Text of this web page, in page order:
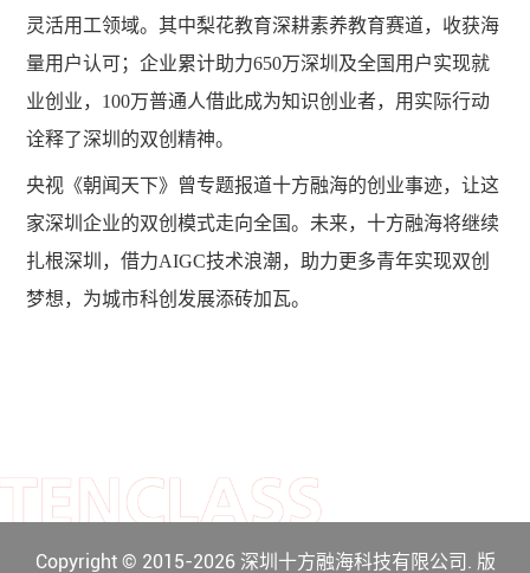
灵活用工领域。其中梨花教育深耕素养教育赛道，收获海
量用户认可；企业累计助力650万深圳及全国用户实现就
业创业，100万普通人借此成为知识创业者，用实际行动
诠释了深圳的双创精神。
央视《朝闻天下》曾专题报道十方融海的创业事迹，让这
家深圳企业的双创模式走向全国。未来，十方融海将继续
扎根深圳，借力AIGC技术浪潮，助力更多青年实现双创
梦想，为城市科创发展添砖加瓦。
Copyright © 2015-2026 深圳十方融海科技有限公司. 版